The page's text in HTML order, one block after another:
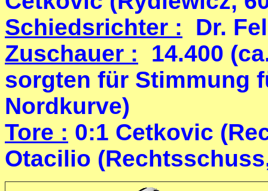
Schiedsrichter : Dr.
Zuschauer : 14.400
sorgten für Stimmung
Nordkurve)
Tore : 0:1 Cetkovic
Otacilio